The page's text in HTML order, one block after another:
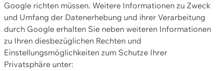
Google richten müssen. Weitere Informationen zu Zweck
und Umfang der Datenerhebung und ihrer Verarbeitung
durch Google erhalten Sie neben weiteren Informationen
zu Ihren diesbezüglichen Rechten und
Einstellungsmöglichkeiten zum Schutze Ihrer
Privatsphäre unter: